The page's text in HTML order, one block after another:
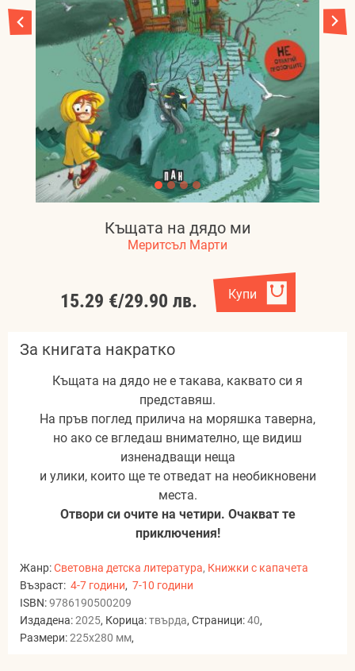
Къщата на дядо ми
Меритсъл Марти
15.29 €/29.90 лв. Купи
За книгата накратко
Къщата на дядо не е такава, каквато си я
представяш.
На пръв поглед прилича на моряшка таверна,
но ако се вгледаш внимателно, ще видиш
изненадващи неща
и улики, които ще те отведат на необикновени
места.
Отвори си очите на четири. Очакват те
приключения!
Жанр:Световна детска литература, Книжки с капачета
Възраст: 4-7 години, 7-10 години
ISBN:9786190500209
Издадена:2025, Корица:твърда, Страници:40,
Размери:225x280 мм,